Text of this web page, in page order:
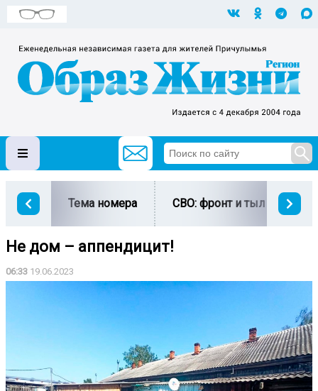
Тема номера СВО: фронт и тыл
Не дом – аппендицит!
06:33 19.06.2023